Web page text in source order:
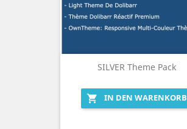
SILVER Theme Pack
 IN DEN WARENKORB